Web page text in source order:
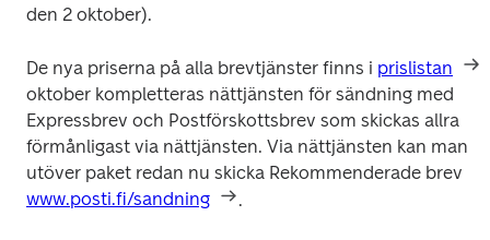
den 2 oktober).
De nya priserna på alla brevtjänster finns i prislistan
oktober kompletteras nättjänsten för sändning med
Expressbrev och Postförskottsbrev som skickas allra
förmånligast via nättjänsten. Via nättjänsten kan man
www.posti.fi/sandning
.